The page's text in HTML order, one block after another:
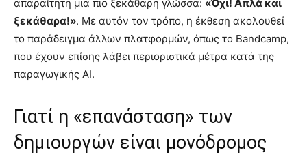
απαραίτητη μια πιο ξεκάθαρη γλώσσα: «Όχι! Απλά και
ξεκάθαρα!». Με αυτόν τον τρόπο, η έκθεση ακολουθεί
το παράδειγμα άλλων πλατφορμών, όπως το Bandcamp,
που έχουν επίσης λάβει περιοριστικά μέτρα κατά της
παραγωγικής AI.
Γιατί η «επανάσταση» των
δημιουργών είναι μονόδρομος